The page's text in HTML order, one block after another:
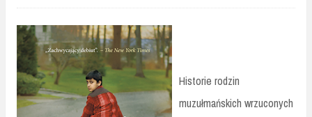
Historie rodzin
muzułmańskich wrzuconych